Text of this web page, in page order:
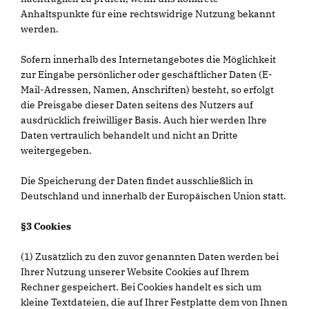
Anhaltspunkte für eine rechtswidrige Nutzung bekannt
werden.
Sofern innerhalb des Internetangebotes die Möglichkeit
zur Eingabe persönlicher oder geschäftlicher Daten (E-
Mail-Adressen, Namen, Anschriften) besteht, so erfolgt
die Preisgabe dieser Daten seitens des Nutzers auf
ausdrücklich freiwilliger Basis. Auch hier werden Ihre
Daten vertraulich behandelt und nicht an Dritte
weitergegeben.
Die Speicherung der Daten findet ausschließlich in
Deutschland und innerhalb der Europäischen Union statt.
§3 Cookies
(1) Zusätzlich zu den zuvor genannten Daten werden bei
Ihrer Nutzung unserer Website Cookies auf Ihrem
Rechner gespeichert. Bei Cookies handelt es sich um
kleine Textdateien, die auf Ihrer Festplatte dem von Ihnen